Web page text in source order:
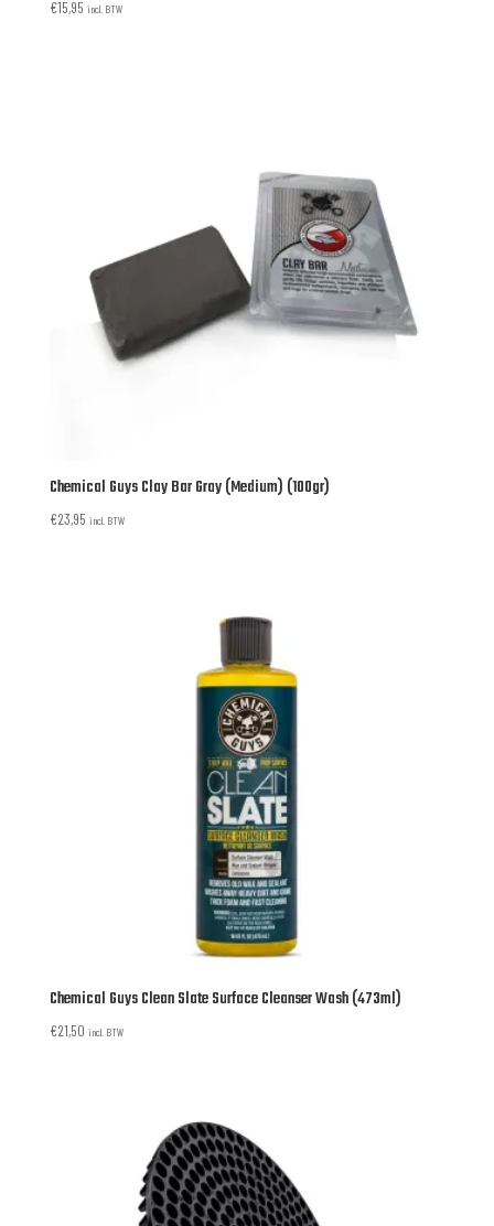
€15,95 incl. BTW
Chemical Guys Clay Bar Gray (Medium) (100gr)
€23,95 incl. BTW
Chemical Guys Clean Slate Surface Cleanser Wash (473ml)
€21,50 incl. BTW